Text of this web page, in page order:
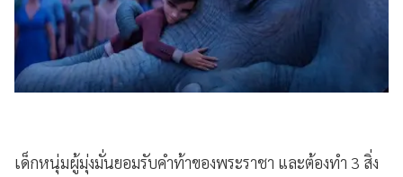
เด็กหนุ่มผู้มุ่งมั่นยอมรับคำท้าของพระราชา และต้องทำ 3 สิ่ง